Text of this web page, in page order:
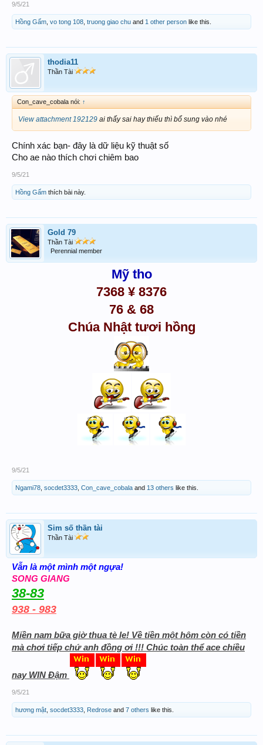
9/5/21
Hồng Gấm vo tong 108 truong giao chu and 1 other person like this.
thodia11
Thần Tài
Con_cave_cobala nói: ↑
View attachment 192129 ai thấy sai hay thiếu thì bổ sung vào nhé
Chính xác bạn- đây là dữ liệu kỹ thuật số
Cho ae nào thích chơi chiêm bao
9/5/21
Hồng Gấm thích bài này.
Gold 79
Thần Tài
Perennial member
Mỹ tho
7368 ¥ 8376
76 & 68
Chúa Nhật tươi hồng
9/5/21
Ngami78 socdet3333 Con_cave_cobala and 13 others like this.
Sim số thần tài
Thần Tài
Vẫn là một mình một ngựa!
SONG GIANG
38-83
938 - 983
Miền nam bữa giờ thua tè le! Về tiền một hôm còn có tiền
mà chơi tiếp chứ anh đồng ơi !!! Chúc toàn thể ace chiều
nay WIN Đậm
9/5/21
hương mật socdet3333 Redrose and 7 others like this.